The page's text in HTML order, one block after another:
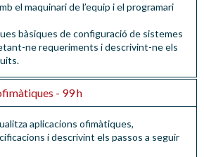
el maquinari de l’equip i el programari
bàsiques de configuració de sistemes
ne requeriments i descrivint-ne els
- 99 h
aplicacions ofimàtiques,
i descrivint els passos a seguir